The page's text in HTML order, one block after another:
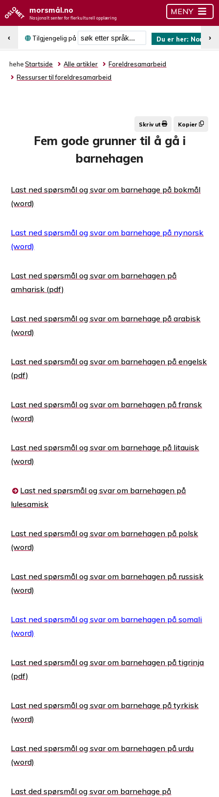
morsmål.no
Nasjonalt senter for flerkulturell opplæring
MENY
Tilgjengelig på
Søk etter språk
Du er her: Norsk
‹ ›
hehe Startside Alle artikler
Foreldresamarbeid
Ressurser til foreldresamarbeid
Skriv ut Kopier
Fem gode grunner til å gå i
barnehagen
Last ned spørsmål og svar om barnehage på bokmål
Last ned spørsmål og svar om barnehage på nynorsk
Last ned spørsmål og svar om barnehagen på
amharisk
Last ned spørsmål og svar om barnehage på arabisk
Last ned spørsmål og svar om barnehagen på engelsk
Last ned spørsmål og svar om barnehagen på fransk
Last ned spørsmål og svar om barnehage på litauisk
Last ned spørsmål og svar om barnehagen på
lulesamisk
Last ned spørsmål og svar om barnehagen på polsk
Last ned spørsmål og svar om barnehagen på russisk
Last ned spørsmål og svar om barnehagen på somali
Last ned spørsmål og svar om barnehagen på tigrinja
Last ned spørsmål og svar om barnehage på tyrkisk
Last ned spørsmål og svar om barnehagen på urdu
Last ded spørsmål og svar om barnehage på